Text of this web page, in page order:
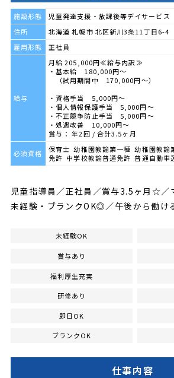
施設形態
児童発達支援・放課後等デイサービス
住所
北海道 札幌市 北区新川3条11丁目6-4
雇用形態
正社員
給与
月給 205,000円≪給与内訳≫
・基本給 180,000円～
（試用期間中 170,000円～）
・資格手当 5,000円～
・個人情報保護手当 5,000円～
・不正競争防止手当 5,000円～
・処遇改善 10,000円～
賞与： 年2回 / 合計3.5ヶ月
必須資格
保育士 幼稚園教諭第一種 幼稚園教諭
免許 中学校教諭普通免許 普通自動車
児童指導員／正社員／賞与3.5ヶ月☆／
未経験・ブランクOK◎／午後から働け
未経験OK
賞与あり
福利厚生充実
研修あり
即日OK
ブランクOK
仕事内容